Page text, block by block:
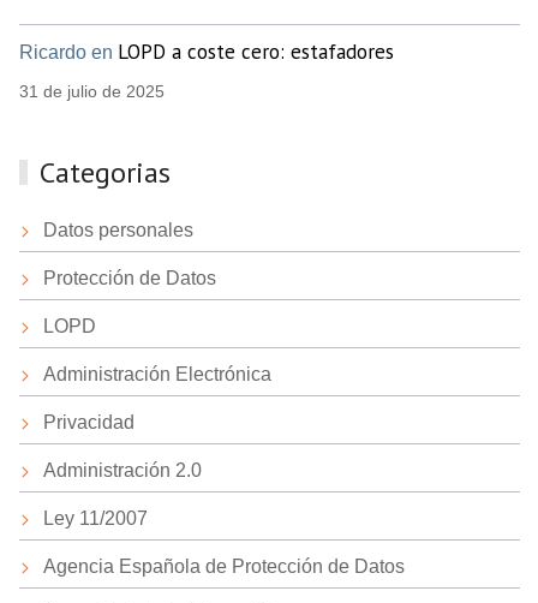
Ricardo en LOPD a coste cero: estafadores
31 de julio de 2025
Categorias
Datos personales
Protección de Datos
LOPD
Administración Electrónica
Privacidad
Administración 2.0
Ley 11/2007
Agencia Española de Protección de Datos